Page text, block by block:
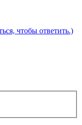
чтобы ответить.)